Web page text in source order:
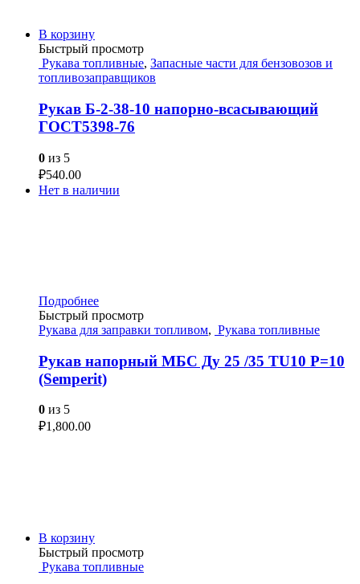
В корзину
Быстрый просмотр
Рукава топливные, Запасные части для бензовозов и
топливозаправщиков
Рукав Б-2-38-10 напорно-всасывающий
ГОСТ5398-76
0 из 5
₽540.00
Нет в наличии
Подробнее
Быстрый просмотр
Рукава для заправки топливом, Рукава топливные
Рукав напорный МБС Ду 25 /35 TU10 Р=10
(Semperit)
0 из 5
₽1,800.00
В корзину
Быстрый просмотр
Рукава топливные